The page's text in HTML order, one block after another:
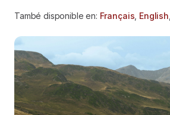
També disponible en: Français English